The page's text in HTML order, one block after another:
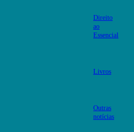
Direito
ao
Essencial
Livros
Outras
notícias